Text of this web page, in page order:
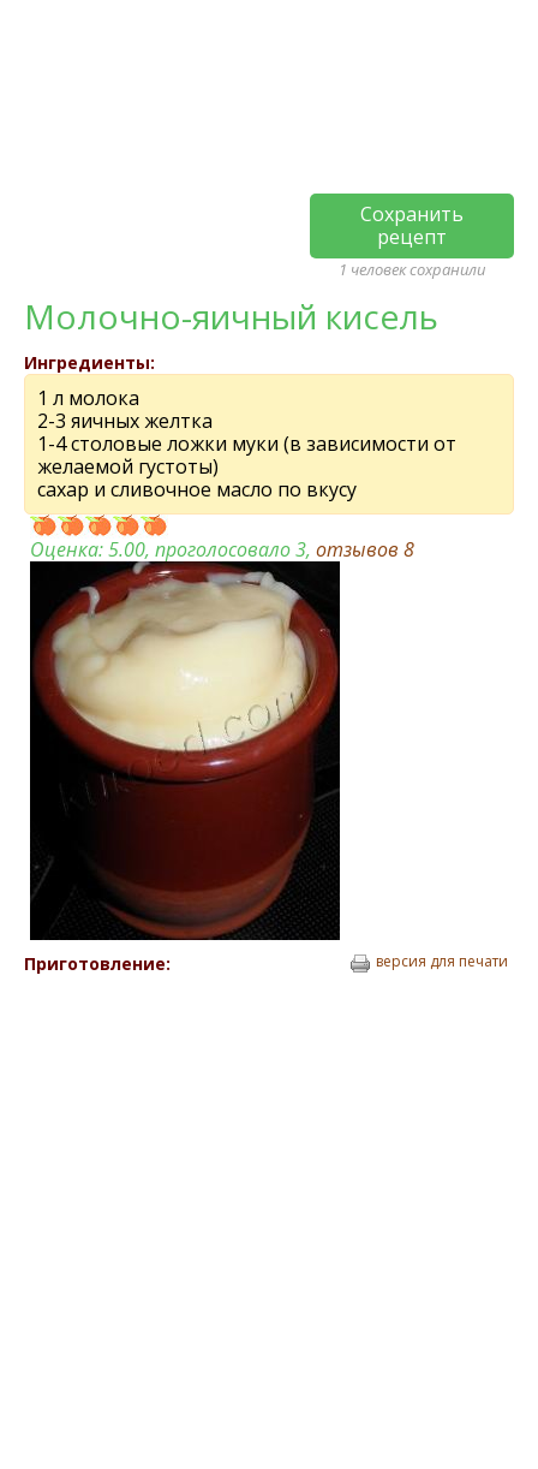
Сохранить
рецепт
1 человек сохранили
Молочно-яичный кисель
Ингредиенты:
1 л молока
2-3 яичных желтка
1-4 столовые ложки муки (в зависимости от
желаемой густоты)
сахар и сливочное масло по вкусу
Оценка:5.00, проголосовало 3, отзывов 8
Приготовление: версия для печати